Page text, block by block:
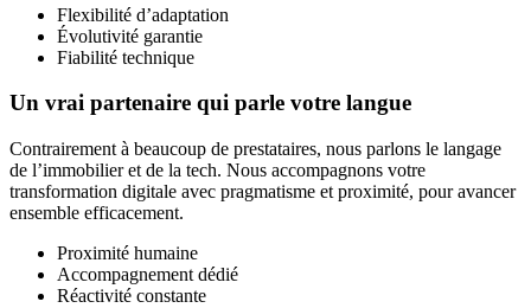
Flexibilité d’adaptation
Évolutivité garantie
Fiabilité technique
Un vrai partenaire qui parle votre langue
Contrairement à beaucoup de prestataires, nous parlons le langage
de l’immobilier et de la tech. Nous accompagnons votre
transformation digitale avec pragmatisme et proximité, pour avancer
ensemble efficacement.
Proximité humaine
Accompagnement dédié
Réactivité constante